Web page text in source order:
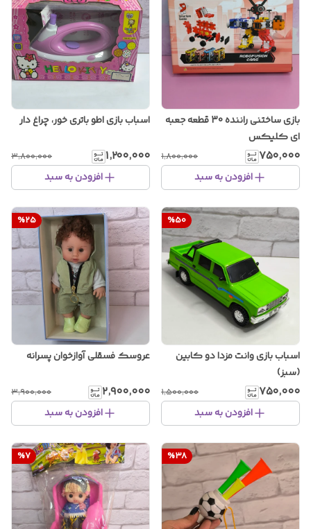
بازی ساختنی راننده 30 قطعه جعبه
ای کلیکس
۷۵۰٬۰۰۰ ۱٬۸۰۰٬۰۰۰
افزودن به سبد
اسباب بازی اطو باتری خور، چراغ دار
۱٬۲۰۰٬۰۰۰ ۳٬۸۰۰٬۰۰۰
افزودن به سبد
%50
اسباب بازی وانت مزدا دو کابین
(سبز)
۷۵۰٬۰۰۰ ۱٬۵۰۰٬۰۰۰
افزودن به سبد
%25
عروسک فسقلی آوازخوان پسرانه
۲٬۹۰۰٬۰۰۰ ۳٬۹۰۰٬۰۰۰
افزودن به سبد
%38
%7